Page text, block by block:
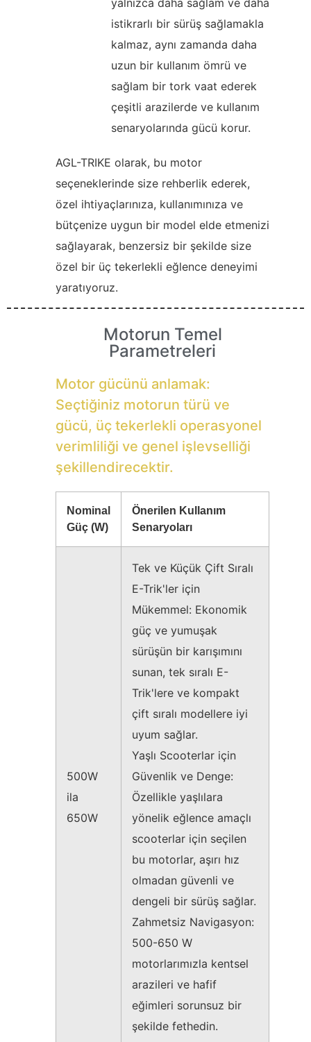
istikrarlı bir sürüş sağlamakla
kalmaz, aynı zamanda daha
uzun bir kullanım ömrü ve
sağlam bir tork vaat ederek
çeşitli arazilerde ve kullanım
senaryolarında gücü korur.
AGL-TRIKE olarak, bu motor
seçeneklerinde size rehberlik ederek,
özel ihtiyaçlarınıza, kullanımınıza ve
bütçenize uygun bir model elde etmenizi
sağlayarak, benzersiz bir şekilde size
özel bir üç tekerlekli eğlence deneyimi
yaratıyoruz.
Motorun Temel
Parametreleri
Motor gücünü anlamak:
Seçtiğiniz motorun türü ve
gücü, üç tekerlekli operasyonel
verimliliği ve genel işlevselliği
şekillendirecektir.
Nominal
Güç (W)
Önerilen Kullanım
Senaryoları
500W
ila
650W
Tek ve Küçük Çift Sıralı
E-Trik'ler için
Mükemmel: Ekonomik
güç ve yumuşak
sürüşün bir karışımını
sunan, tek sıralı E-
Trik'lere ve kompakt
çift sıralı modellere iyi
uyum sağlar.
Yaşlı Scooterlar için
Güvenlik ve Denge:
Özellikle yaşlılara
yönelik eğlence amaçlı
scooterlar için seçilen
bu motorlar, aşırı hız
olmadan güvenli ve
dengeli bir sürüş sağlar.
Zahmetsiz Navigasyon:
500-650 W
motorlarımızla kentsel
arazileri ve hafif
eğimleri sorunsuz bir
şekilde fethedin.